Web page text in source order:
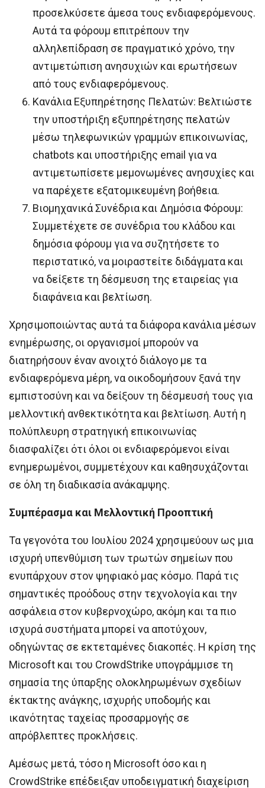
προσελκύσετε άμεσα τους ενδιαφερόμενους.
Αυτά τα φόρουμ επιτρέπουν την
αλληλεπίδραση σε πραγματικό χρόνο, την
αντιμετώπιση ανησυχιών και ερωτήσεων
από τους ενδιαφερόμενους.
Κανάλια Εξυπηρέτησης Πελατών: Βελτιώστε
την υποστήριξη εξυπηρέτησης πελατών
μέσω τηλεφωνικών γραμμών επικοινωνίας,
chatbots και υποστήριξης email για να
αντιμετωπίσετε μεμονωμένες ανησυχίες και
να παρέχετε εξατομικευμένη βοήθεια.
Βιομηχανικά Συνέδρια και Δημόσια Φόρουμ:
Συμμετέχετε σε συνέδρια του κλάδου και
δημόσια φόρουμ για να συζητήσετε το
περιστατικό, να μοιραστείτε διδάγματα και
να δείξετε τη δέσμευση της εταιρείας για
διαφάνεια και βελτίωση.
Χρησιμοποιώντας αυτά τα διάφορα κανάλια μέσων
ενημέρωσης, οι οργανισμοί μπορούν να
διατηρήσουν έναν ανοιχτό διάλογο με τα
ενδιαφερόμενα μέρη, να οικοδομήσουν ξανά την
εμπιστοσύνη και να δείξουν τη δέσμευσή τους για
μελλοντική ανθεκτικότητα και βελτίωση. Αυτή η
πολύπλευρη στρατηγική επικοινωνίας
διασφαλίζει ότι όλοι οι ενδιαφερόμενοι είναι
ενημερωμένοι, συμμετέχουν και καθησυχάζονται
σε όλη τη διαδικασία ανάκαμψης.
Συμπέρασμα και Μελλοντική Προοπτική
Τα γεγονότα του Ιουλίου 2024 χρησιμεύουν ως μια
ισχυρή υπενθύμιση των τρωτών σημείων που
ενυπάρχουν στον ψηφιακό μας κόσμο. Παρά τις
σημαντικές προόδους στην τεχνολογία και την
ασφάλεια στον κυβερνοχώρο, ακόμη και τα πιο
ισχυρά συστήματα μπορεί να αποτύχουν,
οδηγώντας σε εκτεταμένες διακοπές. Η κρίση της
Microsoft και του CrowdStrike υπογράμμισε τη
σημασία της ύπαρξης ολοκληρωμένων σχεδίων
έκτακτης ανάγκης, ισχυρής υποδομής και
ικανότητας ταχείας προσαρμογής σε
απρόβλεπτες προκλήσεις.
Αμέσως μετά, τόσο η Microsoft όσο και η
CrowdStrike επέδειξαν υποδειγματική διαχείριση